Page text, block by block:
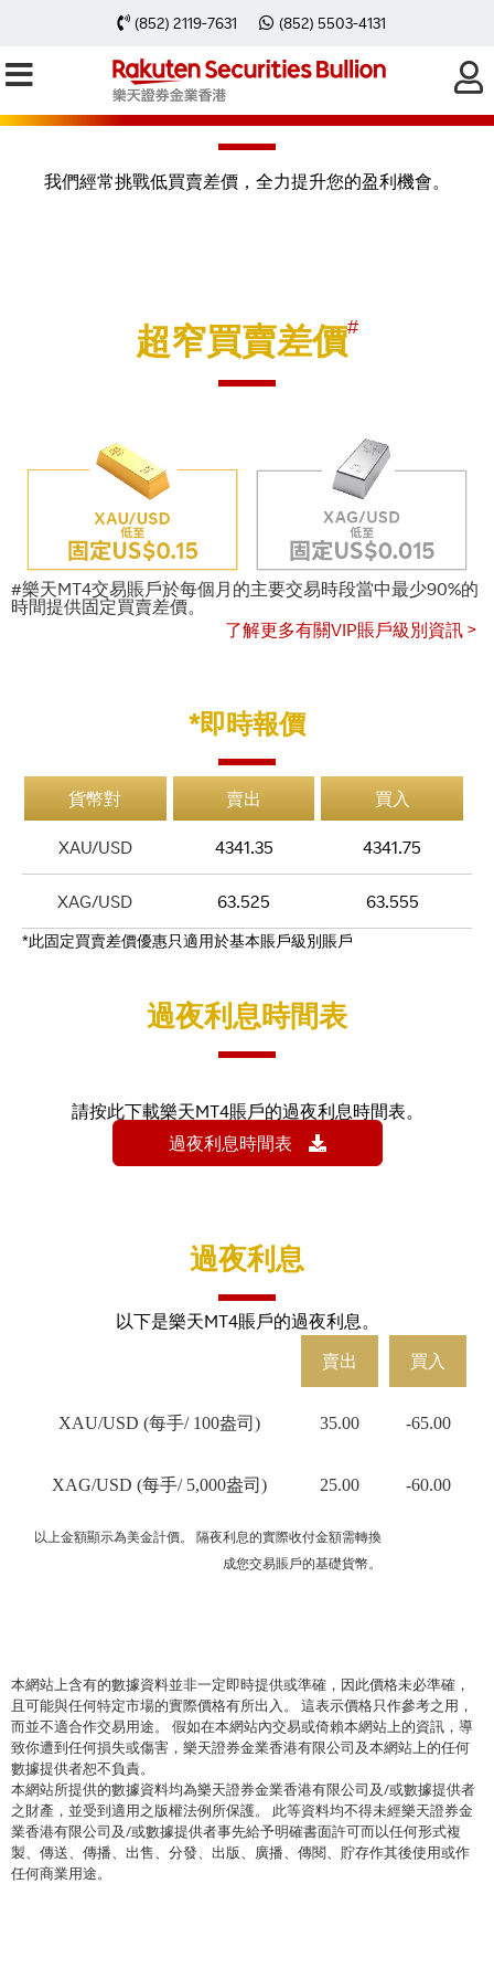
(852) 2119-7631 (852) 5503-4131
即時報價、買賣差價及
過夜利息
我們經常挑戰低買賣差價，全力提升您的盈利機會。
超窄買賣差價#
#樂天MT4交易賬戶於每個月的主要交易時段當中最少90%的
時間提供固定買賣差價。
了解更多有關VIP賬戶級別資訊 >
*即時報價
貨幣對 賣出 買入
XAU/USD 4341.35 4341.75
XAG/USD 63.525 63.555
*此固定買賣差價優惠只適用於基本賬戶級別賬戶
過夜利息時間表
請按此下載樂天MT4賬戶的過夜利息時間表。
過夜利息時間表
過夜利息
以下是樂天MT4賬戶的過夜利息。
賣出
買入
XAU/USD (每手/ 100盎司) 35.00 -65.00
XAG/USD (每手/ 5,000盎司) 25.00 -60.00
以上金額顯示為美金計價。 隔夜利息的實際收付金額需轉換
成您交易賬戶的基礎貨幣。
本網站上含有的數據資料並非一定即時提供或準確，因此價格未必準確，
且可能與任何特定市場的實際價格有所出入。 這表示價格只作參考之用，
而並不適合作交易用途。 假如在本網站內交易或倚賴本網站上的資訊，導
致你遭到任何損失或傷害，樂天證券金業香港有限公司及本網站上的任何
數據提供者恕不負責。
本網站所提供的數據資料均為樂天證券金業香港有限公司及/或數據提供者
之財產，並受到適用之版權法例所保護。 此等資料均不得未經樂天證券金
業香港有限公司及/或數據提供者事先給予明確書面許可而以任何形式複
製、傳送、傳播、出售、分發、出版、廣播、傳閱、貯存作其後使用或作
任何商業用途。